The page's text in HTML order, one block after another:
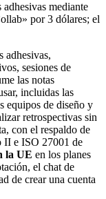
mediante
por 3 dólares; el
adhesivas,
sesiones de
las notas
incluidas las
equipos de diseño y
retrospectivas sin
con el respaldo de
e ISO 27001 de
la UE en los planes
el chat de
de crear una cuenta